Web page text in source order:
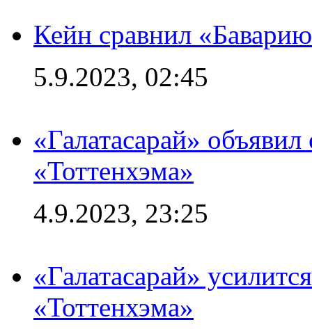
Кейн сравнил
5.9.2023, 02:45
«Галатасарай»
«Тоттенхэма»
4.9.2023, 23:25
«Галатасарай»
«Тоттенхэма»